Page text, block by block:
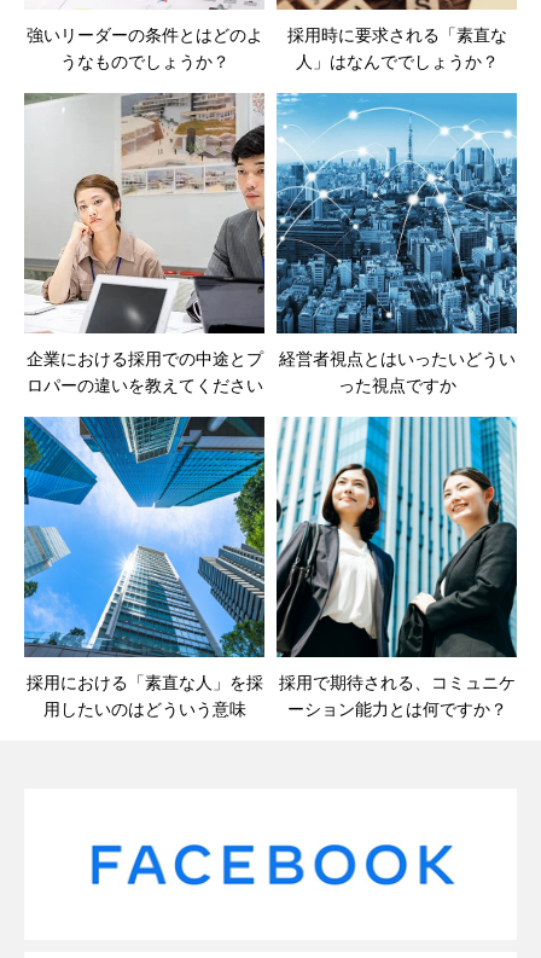
強いリーダーの条件とはどのよ
うなものでしょうか？
採用時に要求される「素直な
人」はなんででしょうか？
企業における採用での中途とプ
ロパーの違いを教えてください
経営者視点とはいったいどうい
った視点ですか
採用における「素直な人」を採
用したいのはどういう意味
採用で期待される、コミュニケ
ーション能力とは何ですか？